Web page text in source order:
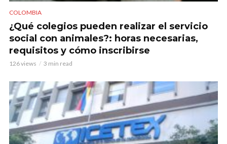
COLOMBIA
¿Qué colegios pueden realizar el servicio
social con animales?: horas necesarias,
requisitos y cómo inscribirse
126 views 3 min read